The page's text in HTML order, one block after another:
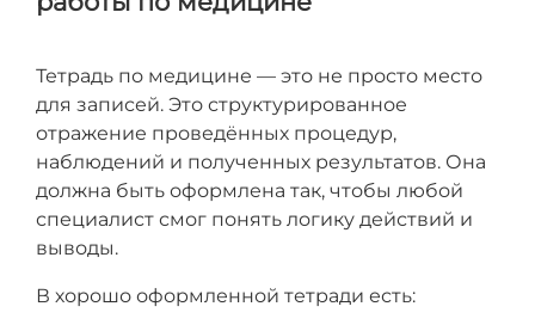
Тетрадь по медицине — это не просто место
для записей. Это структурированное
отражение проведённых процедур,
наблюдений и полученных результатов. Она
должна быть оформлена так, чтобы любой
специалист смог понять логику действий и
выводы.
В хорошо оформленной тетради есть: